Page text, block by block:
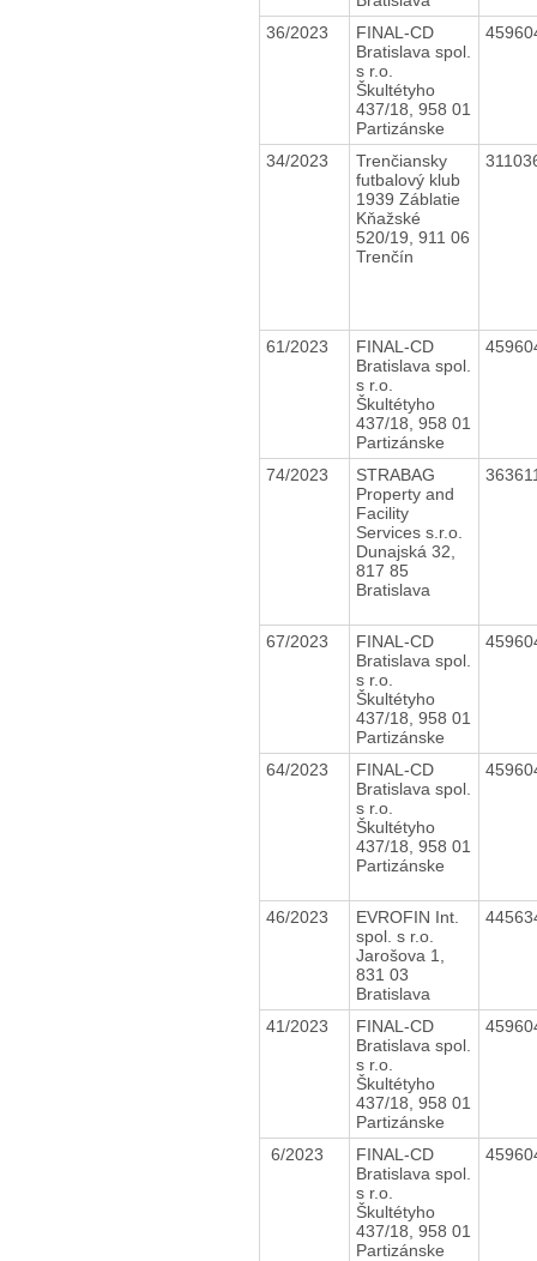
36/2023
FINAL-CD
Bratislava spol.
s r.o.
Škultétyho
437/18, 958 01
Partizánske
34/2023
Trenčiansky
futbalový klub
1939 Záblatie
Kňažské
520/19, 911 06
Trenčín
61/2023
FINAL-CD
Bratislava spol.
s r.o.
Škultétyho
437/18, 958 01
Partizánske
74/2023
STRABAG
Property and
Facility
Services s.r.o.
Dunajská 32,
817 85
Bratislava
67/2023
FINAL-CD
Bratislava spol.
s r.o.
Škultétyho
437/18, 958 01
Partizánske
64/2023
FINAL-CD
Bratislava spol.
s r.o.
Škultétyho
437/18, 958 01
Partizánske
46/2023
EVROFIN Int.
spol. s r.o.
Jarošova 1,
831 03
Bratislava
41/2023
FINAL-CD
Bratislava spol.
s r.o.
Škultétyho
437/18, 958 01
Partizánske
6/2023
FINAL-CD
Bratislava spol.
s r.o.
Škultétyho
437/18, 958 01
Partizánske